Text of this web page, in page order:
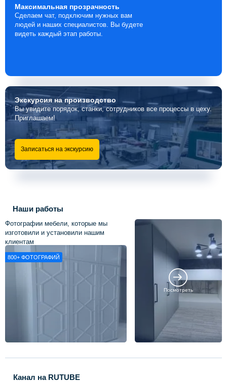
Максимальная прозрачность
Сделаем чат, подключим нужных вам
людей и наших специалистов. Вы будете
видеть каждый этап работы.
Экскурсияна производство
Вы увидите порядок, станки, сотрудников все процессы в цеху.
Приглашаем!
Записаться на экскурсию
Наши работы
Фотографии мебели, которые мы
изготовили и установили нашим
клиентам
800+ ФОТОГРАФИЙ
Посмотреть
Канал на RUTUBE